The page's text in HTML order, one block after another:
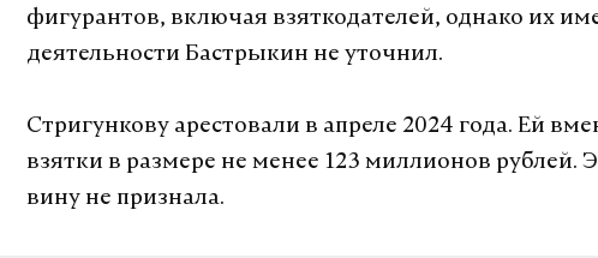
фигурантов, включая взяткодателей, однако их
деятельности Бастрыкин не уточнил.
Стригункову арестовали в апреле 2024 года. Ей
взятки в размере не менее 123 миллионов рублей.
вину не признала.